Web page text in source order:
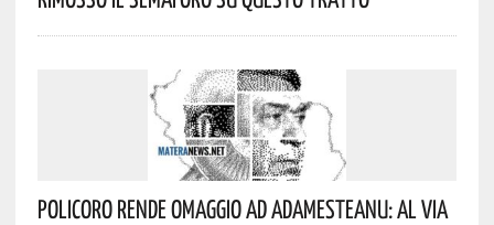
Policoro Rende Omaggio Ad Adamesteanu: Al Via